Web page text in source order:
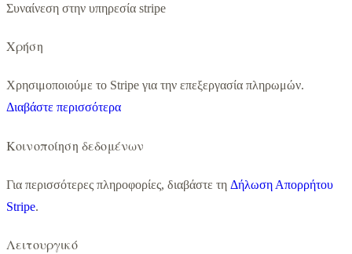
Συναίνεση στην υπηρεσία stripe
Χρήση
Χρησιμοποιούμε το Stripe για την επεξεργασία πληρωμών.
Διαβάστε περισσότερα
Κοινοποίηση δεδομένων
Για περισσότερες πληροφορίες, διαβάστε τη Δήλωση Απορρήτου
Stripe.
Λειτουργικό